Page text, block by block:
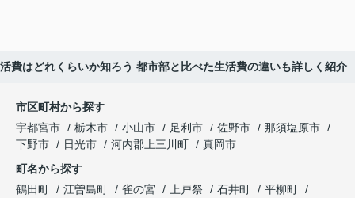
費はどれくらいか知ろう 都市部と比べた生活費の違いも詳しく紹介
市区町村から探す
宇都宮市
栃木市 小山市 足利市 佐野市
那須塩原市
下野市
日光市 河内郡上三川町
真岡市
町名から探す
鶴田町
江曽島町 雀の宮 上戸祭 石井町
平柳町